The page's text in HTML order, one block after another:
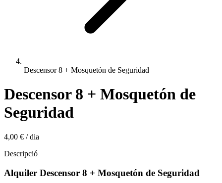
Descensor 8 + Mosquetón de Seguridad
Descensor 8 + Mosquetón de
Seguridad
4,00 € /dia
Descripció
Alquiler Descensor 8 + Mosquetón de Seguridad